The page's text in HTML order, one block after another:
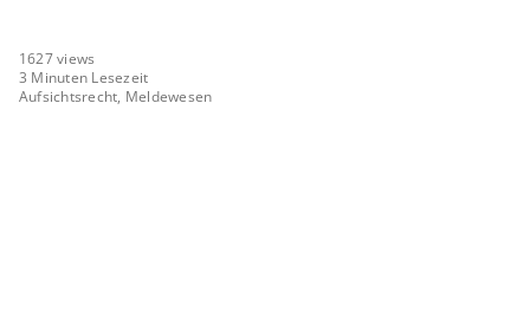
1627views
3 Minuten Lesezeit
Aufsichtsrecht, Meldewesen